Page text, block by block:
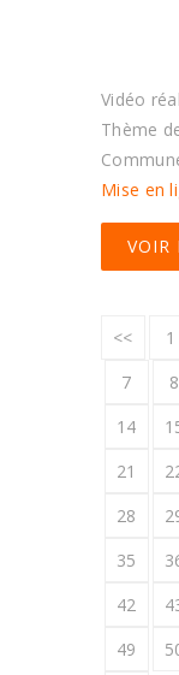
Vidéo
Thème
Mise en
VOIR
<< 1
7
8
14
21
28
35
42
49